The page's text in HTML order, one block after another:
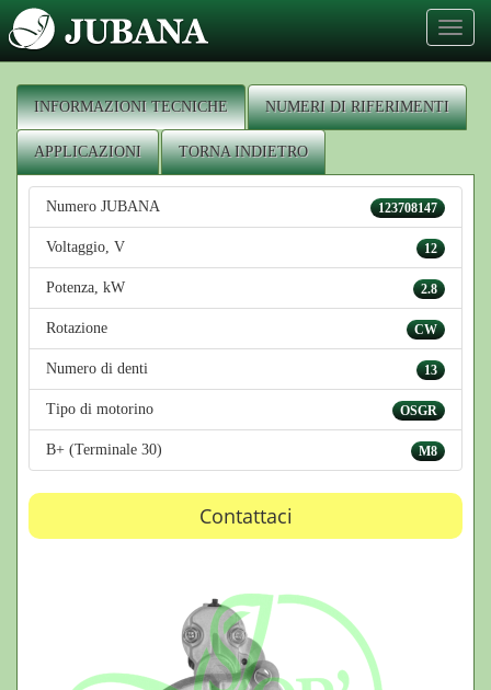
Toggle
INFORMAZIONI TECNICHE NUMERI DI RIFERIMENTI
APPLICAZIONI TORNA INDIETRO
123708147
Numero JUBANA
12
Voltaggio, V
2.8
Potenza, kW
CW
Rotazione
13
Numero di denti
OSGR
Tipo di motorino
M8
B+ (Terminale 30)
Contattaci